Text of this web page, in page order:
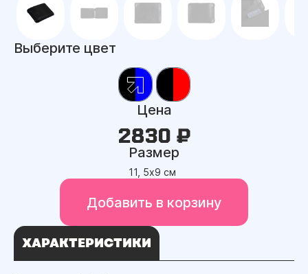
Выберите цвет
Цена
2830 ₽
Размер
11, 5х9 см
Добавить в корзину
ХАРАКТЕРИСТИКИ